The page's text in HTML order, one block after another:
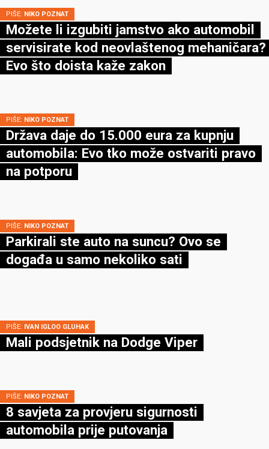
PIŠE: NIKO POZNAT
Možete li izgubiti jamstvo ako automobil
servisirate kod neovlaštenog mehaničara?
Evo što doista kaže zakon
PIŠE: NIKO POZNAT
Država daje do 15.000 eura za kupnju
automobila: Evo tko može ostvariti pravo
na potporu
PIŠE: NIKO POZNAT
Parkirali ste auto na suncu? Ovo se
događa u samo nekoliko sati
PIŠE: IVAN IGLOO GLUHAK
Mali podsjetnik na Dodge Viper
PIŠE: NIKO POZNAT
8 savjeta za provjeru sigurnosti
automobila prije putovanja